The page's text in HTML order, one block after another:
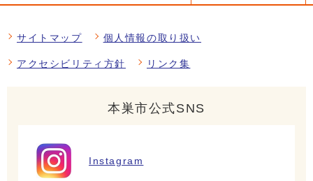
サイトマップ 個人情報の取り扱い
アクセシビリティ方針 リンク集
本巣市公式SNS
Instagram